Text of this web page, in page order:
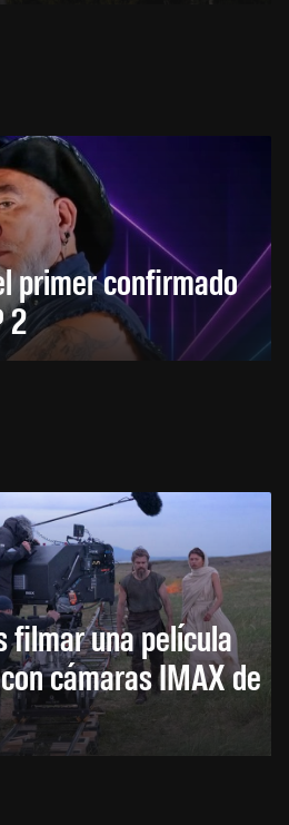
primer confirmado
2
filmar una película
cámaras IMAX de